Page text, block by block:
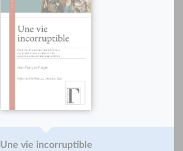
Une vie incorruptible